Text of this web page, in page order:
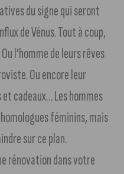
du signe qui seront
de Vénus. Tout à coup,
l’homme de leurs rêves
Ou encore leur
cadeaux… Les hommes
féminins, mais
sur ce plan.
rénovation dans votre